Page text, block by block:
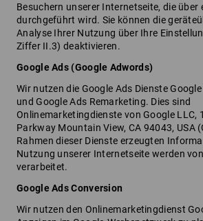
Besuchern unserer Internetseite, die über
durchgeführt wird. Sie können die
Analyse Ihrer Nutzung über Ihre
Ziffer II.3) deaktivieren.
Google Ads (Google Adwords)
Wir nutzen die Google Ads Dienste
und Google Ads Remarketing. Dies sind
Onlinemarketingdienste von Google LLC,
Parkway Mountain View, CA 94043, USA
Rahmen dieser Dienste erzeugten
Nutzung unserer Internetseite werden
verarbeitet.
Google Ads Conversion
Wir nutzen den Onlinemarketingdienst